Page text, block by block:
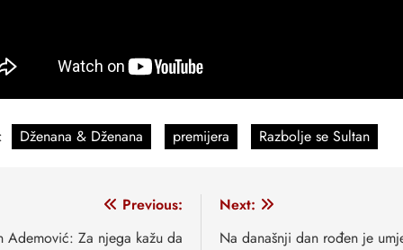
Dženana & Dženana premijera Razbolje se Sultan
Previous:
Ademović: Za njega kažu da
Next:
Na današnji dan rođen je